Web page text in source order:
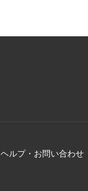
ヘルプ・お問い合わせ